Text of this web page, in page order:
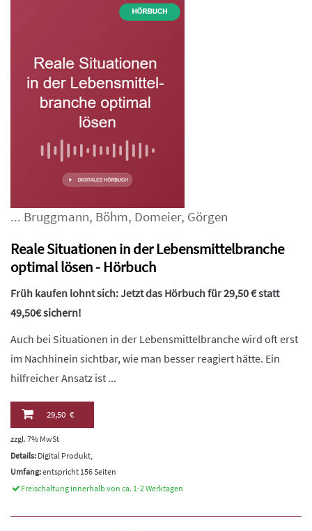
... Bruggmann, Böhm, Domeier, Görgen
Reale Situationen in der Lebensmittelbranche
optimal lösen - Hörbuch
Früh kaufen lohnt sich: Jetzt das Hörbuch für 29,50 € statt
49,50€ sichern!
Auch bei Situationen in der Lebensmittelbranche wird oft erst
im Nachhinein sichtbar, wie man besser reagiert hätte. Ein
hilfreicher Ansatz ist ...
29,50 €
zzgl. 7% MwSt
Details: Digital Produkt,
Umfang:entspricht 156 Seiten
Freischaltung innerhalb von ca. 1-2 Werktagen